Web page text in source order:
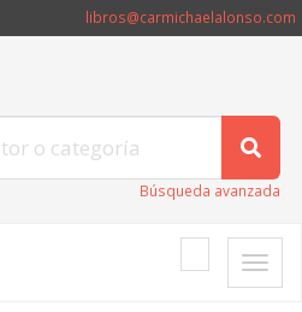
libros@carmichaelalonso.com
Búsqueda avanzada
Toggle